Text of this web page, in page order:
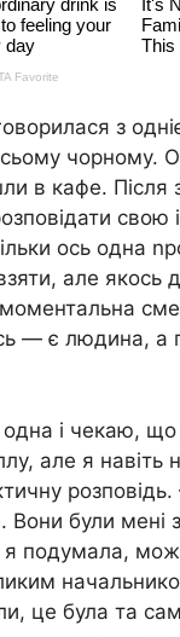
з
чорному.
в кафе. Після
свою
ось одна
але якось
моментальна
— є людина, а
і чекаю, що
але я навіть
були мені
я подумала,
це була та